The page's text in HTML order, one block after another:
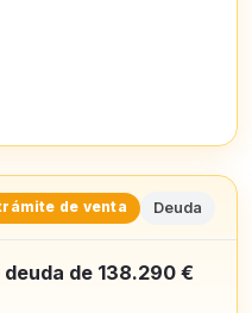
de venta Deuda
de 138.290 €